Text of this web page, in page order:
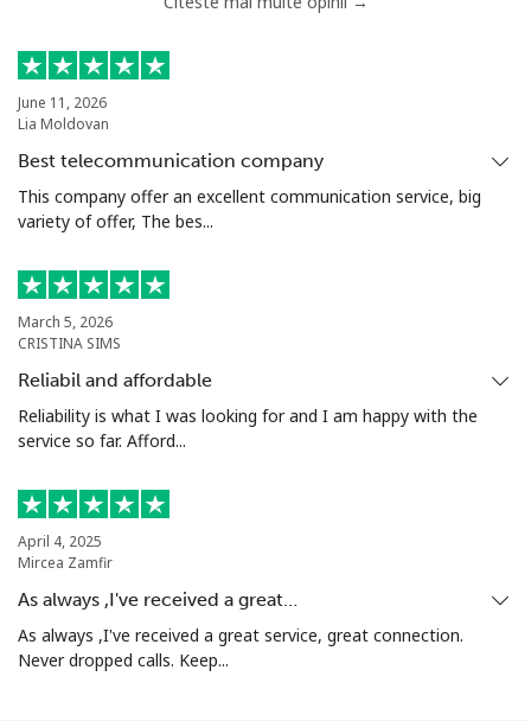
29 min pentru ⁦$10⁩
Mobil
Antigua And Barbuda
Telefon
⁦33.9¢⁩
Telefon
⁦1.7¢⁩ 588 min pentru ⁦$10⁩
Mobil ⁦20.5¢⁩
Armenia
Telefon
fix
⁦26.5¢⁩ 37 min pentru ⁦$10⁩
June 11, 2026
Lia Moldovan
Best telecommunication company
This company offer an excellent communication service, big
variety of offer, The bes...
March 5, 2026
CRISTINA SIMS
Reliabil and affordable
Reliability is what I was looking for and I am happy with the
service so far. Afford...
April 4, 2025
Mircea Zamfir
As always ,I've received a great…
As always ,I've received a great service, great connection.
Never dropped calls. Keep...